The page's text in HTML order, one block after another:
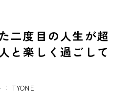
二度目の人生が超
と楽しく過ごして
TYONE